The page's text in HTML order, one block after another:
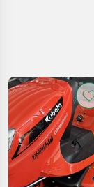
Kategorie 4
AKTUELLER
PFAD
Sonstiges
Zurücksetzen